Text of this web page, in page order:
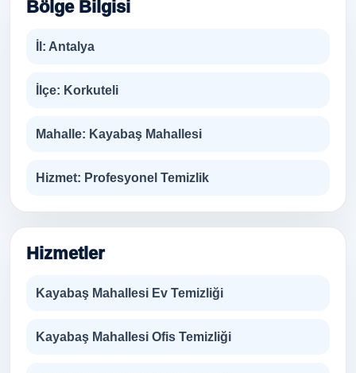
Bölge Bilgisi
İl: Antalya
İlçe: Korkuteli
Mahalle: Kayabaş Mahallesi
Hizmet: Profesyonel Temizlik
Hizmetler
Kayabaş Mahallesi Ev Temizliği
Kayabaş Mahallesi Ofis Temizliği